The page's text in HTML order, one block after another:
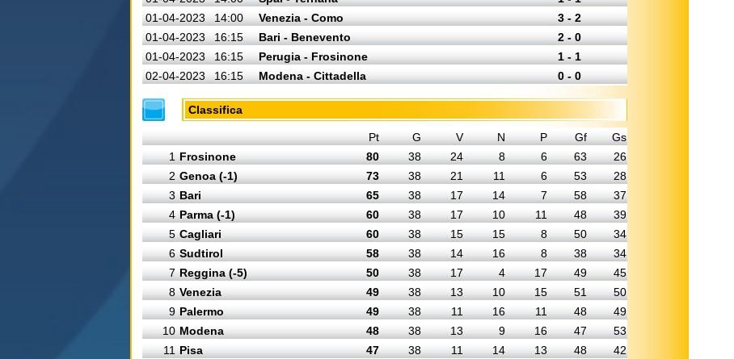
01-04-2023
14:00 Venezia - Como
3 - 2
01-04-2023
16:15 Bari - Benevento
2 - 0
01-04-2023
16:15 Perugia - Frosinone
1 - 1
02-04-2023
16:15 Modena - Cittadella 0 - 0
Classifica
Pt G V N P Gf
Gs
1 Frosinone 80 38 24 8 6 63
26
2 Genoa (-1) 73 38 21 11 6 53
28
3 Bari 65 38 17 14 7 58
37
4 Parma (-1) 60 38 17 10 11 48
39
5 Cagliari 60 38 15 15 8 50
34
6 Sudtirol 58 38 14 16 8 38
34
7 Reggina (-5) 50 38 17 4 17 49
45
8 Venezia 49 38 13 10 15 51
50
9 Palermo 49 38 11 16 11 48
49
10 Modena 48 38 13 9 16 47
53
11 Pisa 47 38 11 14 13 48 42